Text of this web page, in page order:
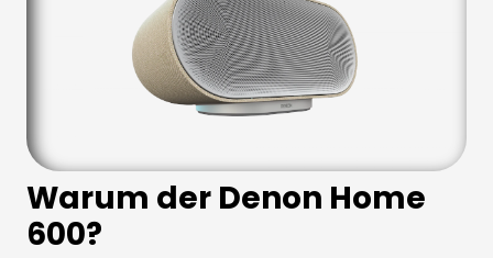
Warum der Denon Home
600?